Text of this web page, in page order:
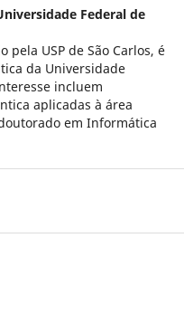
Federal de
pela USP de São Carlos, é
da Universidade
incluem
aplicadas à área
em Informática